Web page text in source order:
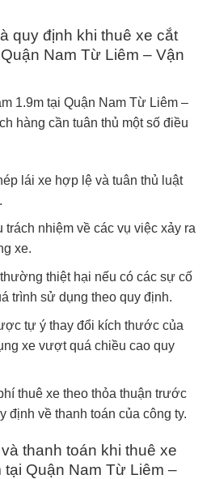
quy định khi thuê xe cắt
Nam Từ Liêm – Vận
1.9m tại Quận Nam Từ Liêm –
hàng cần tuân thủ một số điều
lái xe hợp lệ và tuân thủ luật
trách nhiệm về các vụ việc xảy ra
xe.
thiệt hại nếu có các sự cố
trình sử dụng theo quy định.
tự ý thay đổi kích thước của
xe vượt quá chiều cao quy
thuê xe theo thỏa thuận trước
định về thanh toán của công ty.
thanh toán khi thuê xe
tại Quận Nam Từ Liêm –